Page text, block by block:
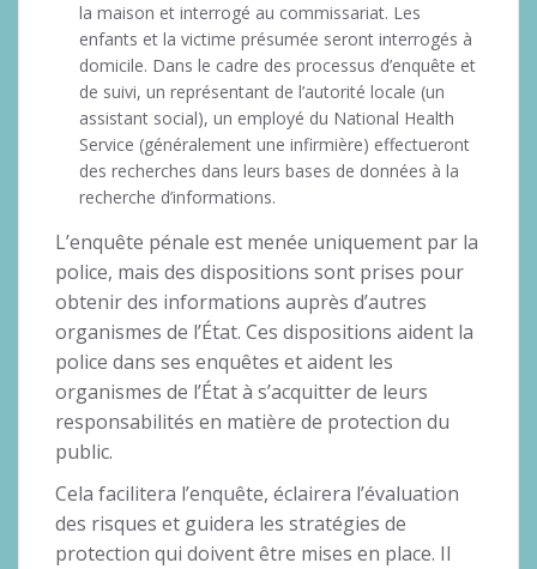
la maison et interrogé au commissariat. Les
enfants et la victime présumée seront interrogés à
domicile. Dans le cadre des processus d’enquête et
de suivi, un représentant de l’autorité locale (un
assistant social), un employé du National Health
Service (généralement une infirmière) effectueront
des recherches dans leurs bases de données à la
recherche d’informations.
L’enquête pénale est menée uniquement par la
police, mais des dispositions sont prises pour
obtenir des informations auprès d’autres
organismes de l’État. Ces dispositions aident la
police dans ses enquêtes et aident les
organismes de l’État à s’acquitter de leurs
responsabilités en matière de protection du
public.
Cela facilitera l’enquête, éclairera l’évaluation
des risques et guidera les stratégies de
protection qui doivent être mises en place. Il